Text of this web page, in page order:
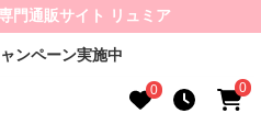
門通販サイト リュミア
ンペーン実施中
0 0